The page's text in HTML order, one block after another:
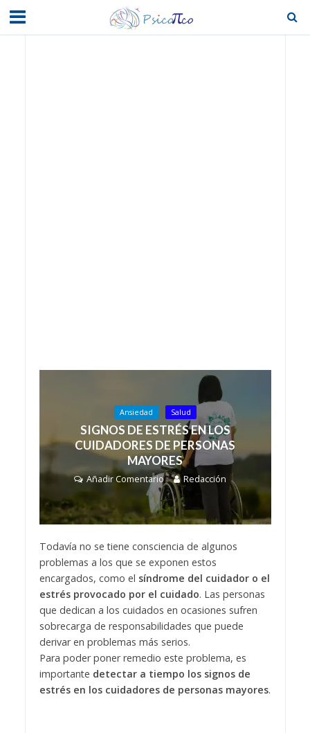
Ansiedad Salud
SIGNOS DE ESTRÉS EN LOS
CUIDADORES DE PERSONAS
MAYORES
Añadir Comentario Redacción
Todavía no se tiene consciencia de algunos
problemas a los que se exponen estos
encargados, como el síndrome del cuidador o el
estrés provocado por el cuidado. Las personas
que dedican a los cuidados en ocasiones sufren
sobrecarga de responsabilidades que puede
derivar en problemas más serios.
Para poder poner remedio este problema, es
importante detectar a tiempo los signos de
estrés en los cuidadores de personas mayores.